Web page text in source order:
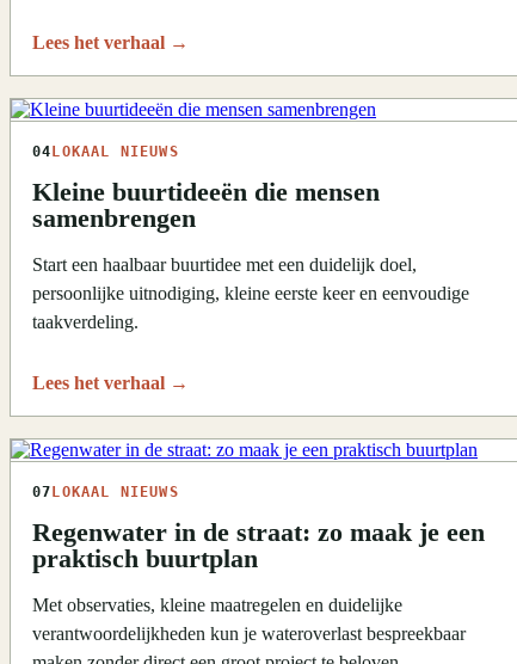
Lees het verhaal →
04 LOKAAL NIEUWS
Kleine buurtideeën die mensen
samenbrengen
Start een haalbaar buurtidee met een duidelijk doel,
persoonlijke uitnodiging, kleine eerste keer en eenvoudige
taakverdeling.
Lees het verhaal →
07 LOKAAL NIEUWS
Regenwater in de straat: zo maak je een
praktisch buurtplan
Met observaties, kleine maatregelen en duidelijke
verantwoordelijkheden kun je wateroverlast bespreekbaar